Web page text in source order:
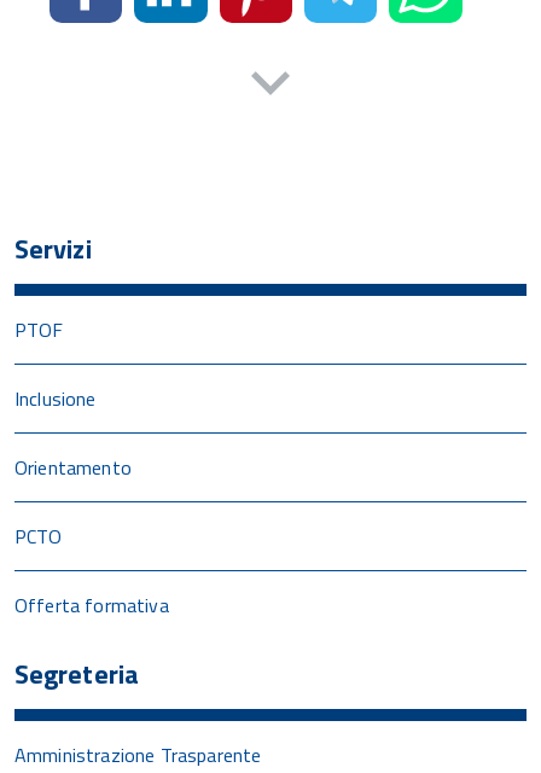
Servizi
PTOF
Inclusione
Orientamento
PCTO
Offerta formativa
Segreteria
Amministrazione Trasparente